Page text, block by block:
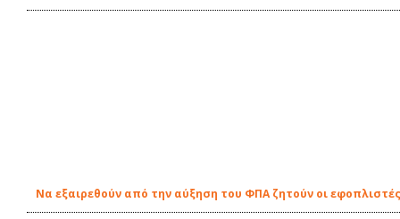
Να εξαιρεθούν από την αύξηση του ΦΠΑ ζητούν οι